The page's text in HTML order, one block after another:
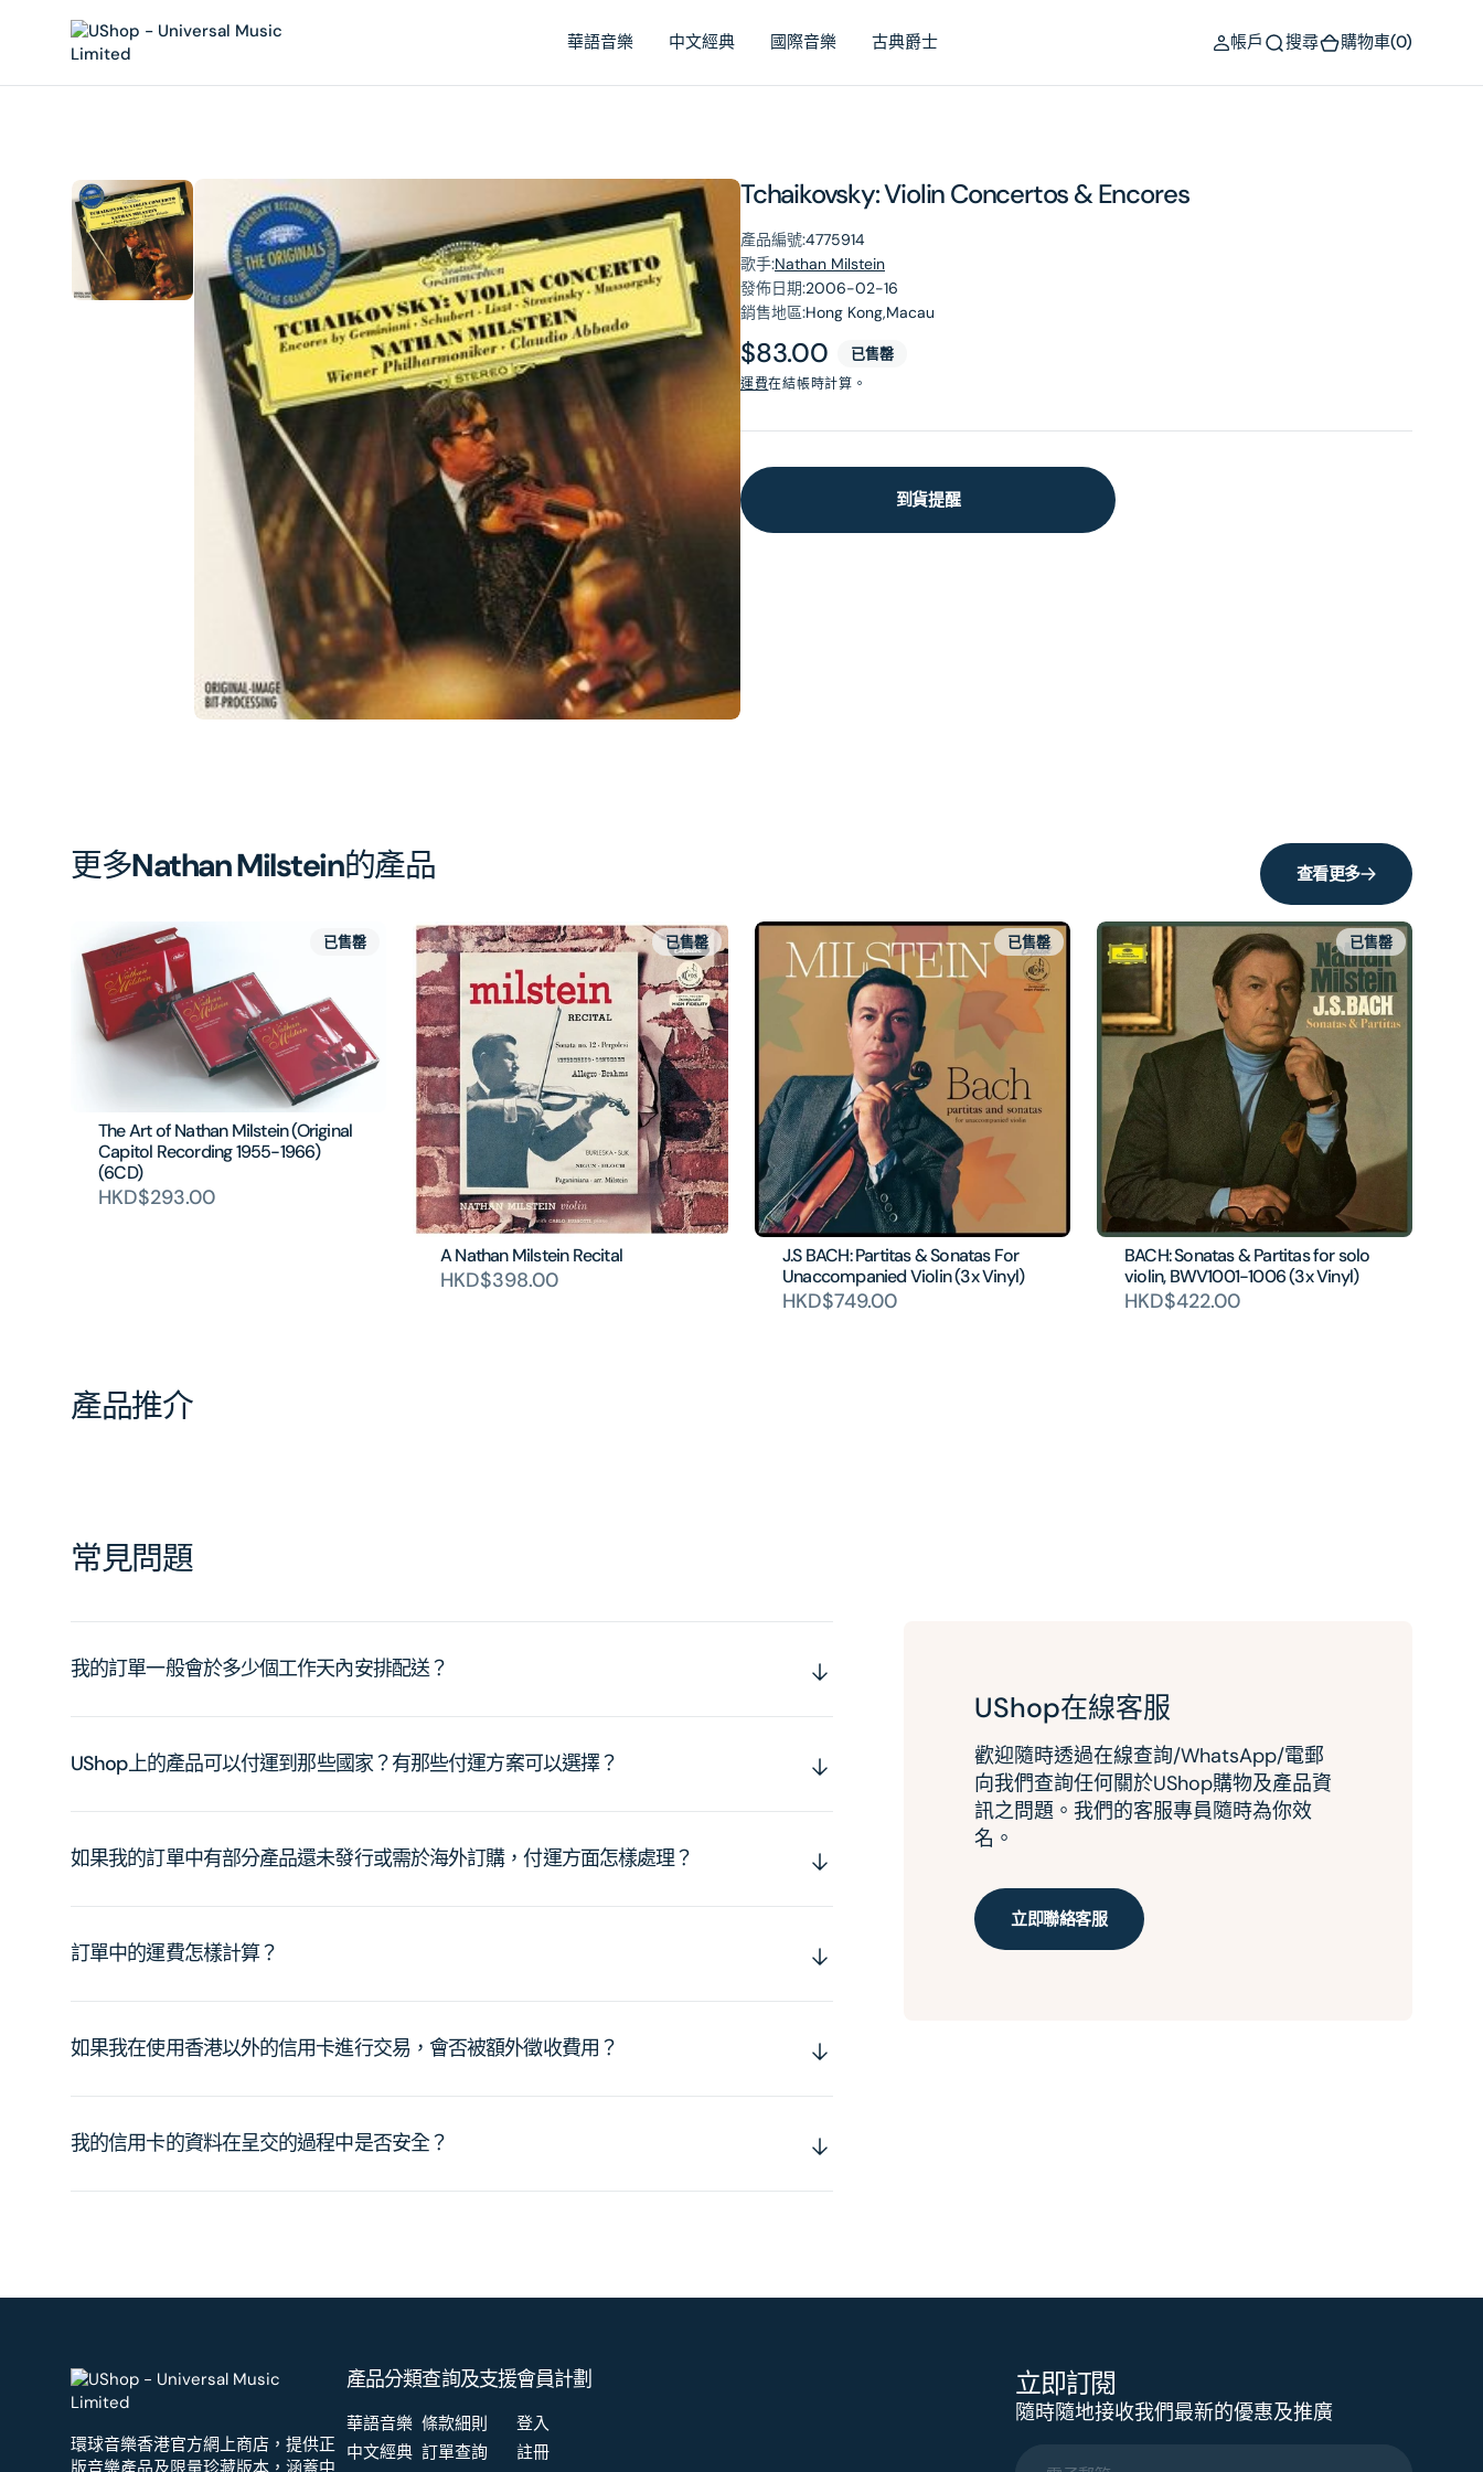
華語音樂 中文經典 國際音樂 古典爵士 帳戶 搜尋 購物車(0)
Tchaikovsky: Violin Concertos & Encores
產品編號:4775914
歌手:Nathan Milstein
發佈日期:2006-02-16
銷售地區:Hong Kong,Macau
原
價
$83.00 已售罄
運費在結帳時計算。
到貨提醒
在
相
簿
中
開
啟
第
1
張
更多Nathan Milstein的產品 查看更多
The Art of Nathan Milstein (Original
Capitol Recording 1955-1966)
(6CD)
HKD$293.00
已售罄
A Nathan Milstein Recital
HKD$398.00
已售罄
J.S BACH: Partitas & Sonatas For
Unaccompanied Violin (3x Vinyl)
HKD$749.00
已售罄
BACH: Sonatas & Partitas for solo
violin, BWV1001-1006 (3x Vinyl)
HKD$422.00
已售罄
產品推介
常見問題
我的訂單一般會於多少個工作天內安排配送？
UShop上的產品可以付運到那些國家？有那些付運方案可以選擇？
如果我的訂單中有部分產品還未發行或需於海外訂購，付運方面怎樣處理？
訂單中的運費怎樣計算？
如果我在使用香港以外的信用卡進行交易，會否被額外徵收費用？
我的信用卡的資料在呈交的過程中是否安全？
UShop在線客服
歡迎隨時透過在線查詢/WhatsApp/電郵
向我們查詢任何關於UShop購物及產品資
訊之問題。我們的客服專員隨時為你效
名。
立即聯絡客服
環球音樂香港官方網上商店，提供正
產品分類
華語音樂
中文經典
查詢及支援
條款細則
訂單查詢
會員計劃
登入
註冊
立即訂閱
隨時隨地接收我們最新的優惠及推廣